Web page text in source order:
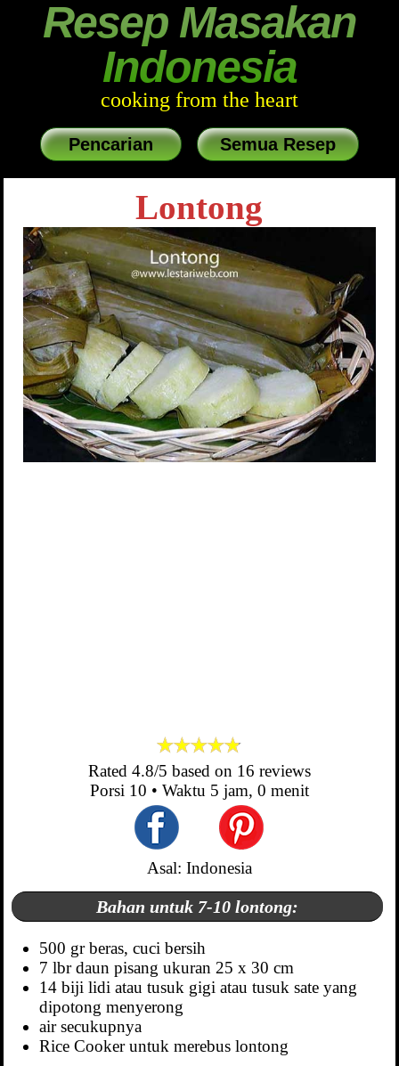
Resep Masakan
Indonesia
cooking from the heart
Pencarian Semua Resep
Lontong
Rated 4.8/5 based on 16 reviews
Porsi 10 • Waktu 5 jam, 0 menit
Asal: Indonesia
Bahan untuk 7-10 lontong:
500 gr beras, cuci bersih
7 lbr daun pisang ukuran 25 x 30 cm
14 biji lidi atau tusuk gigi atau tusuk sate yang
dipotong menyerong
air secukupnya
Rice Cooker untuk merebus lontong